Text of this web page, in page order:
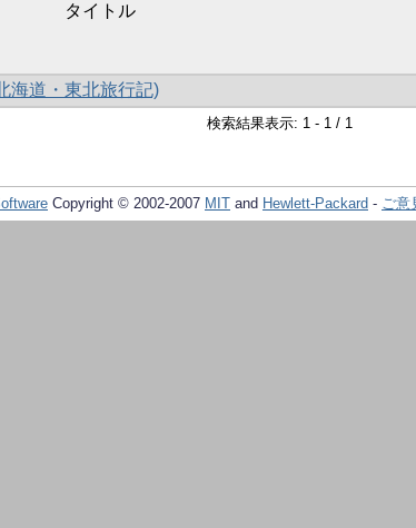
タイトル
海道・東北旅行記)
検索結果表示: 1 - 1 / 1
Copyright © 2002-2007 MIT and Hewlett-Packard - ご意